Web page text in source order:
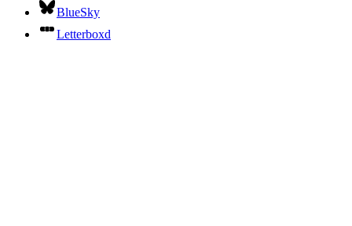
BlueSky
Letterboxd